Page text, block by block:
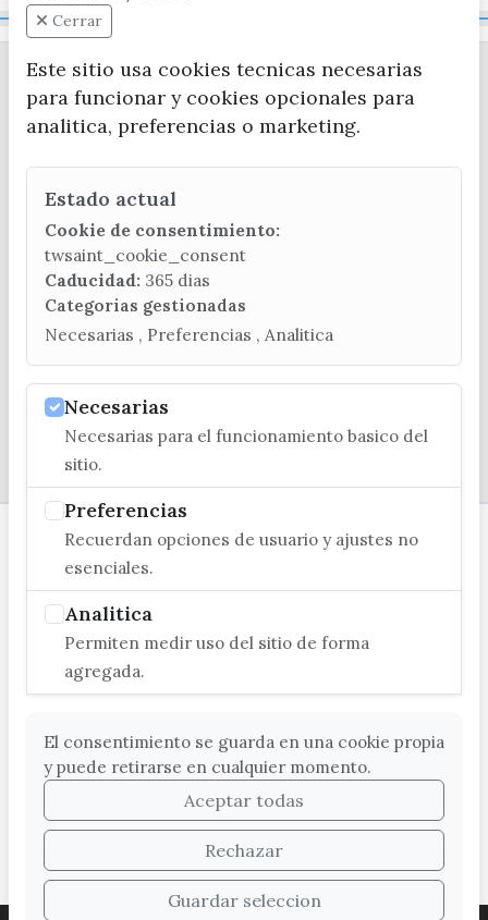
CONTACTA CON LA OFICINA DE TURISMO
(+34) 952 541 104
turismo@velezmalaga.es
C/ Poniente, 2. CP 29740 - Torre del Mar
Cerrar
Este sitio usa cookies tecnicas necesarias
para funcionar y cookies opcionales para
analitica, preferencias o marketing.
Estado actual
Cookie de consentimiento:
twsaint_cookie_consent
Caducidad: 365 dias
Categorias gestionadas
Necesarias , Preferencias , Analitica
Necesarias
Necesarias para el funcionamiento basico del
sitio.
Preferencias
Recuerdan opciones de usuario y ajustes no
esenciales.
Analitica
Permiten medir uso del sitio de forma
agregada.
El consentimiento se guarda en una cookie propia
y puede retirarse en cualquier momento.
Aceptar todas
Rechazar
Guardar seleccion